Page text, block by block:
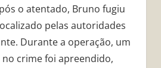
o atentado, Bruno fugiu
pelas autoridades
Durante a operação, um
crime foi apreendido,